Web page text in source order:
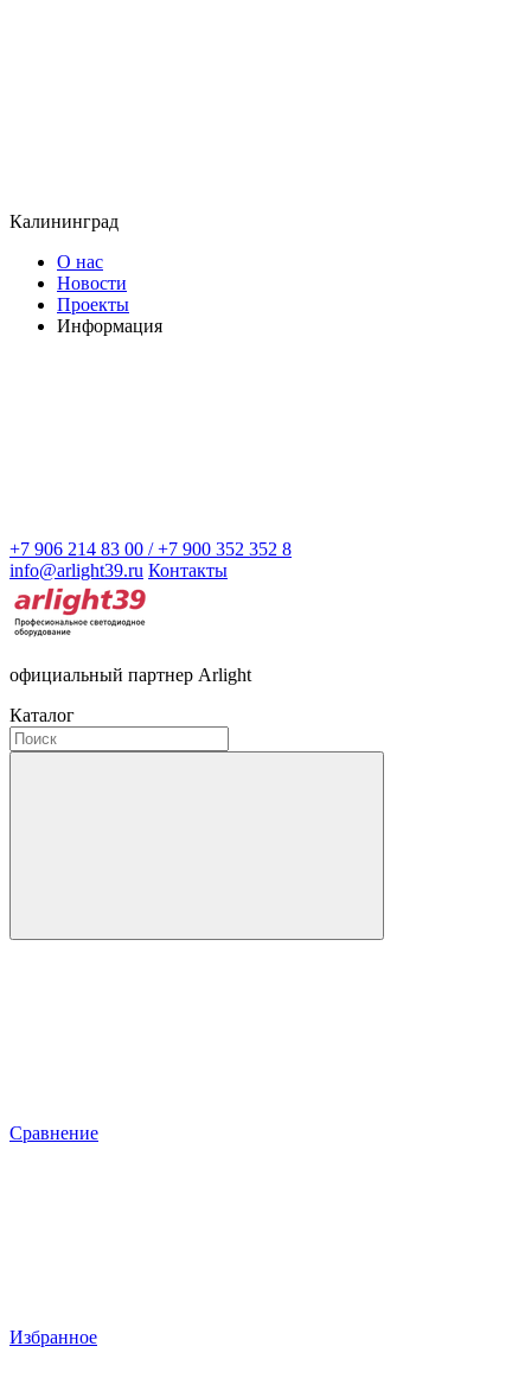
Калининград
О нас
Новости
Проекты
Информация
+7 906 214 83 00 / +7 900 352 352 8
info@arlight39.ru Контакты
официальный партнер Arlight
Каталог
Сравнение
Избранное